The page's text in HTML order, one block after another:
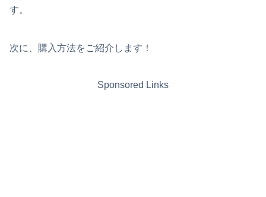
す。
次に、購入方法をご紹介します！
Sponsored Links